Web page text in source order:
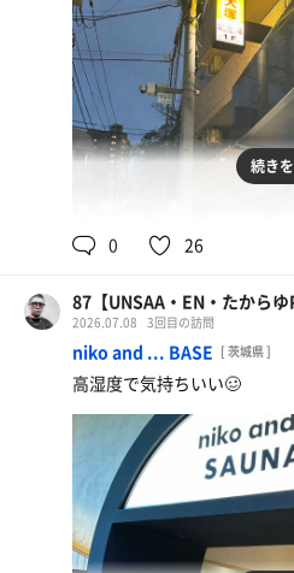
刺身4点盛り
なんでも美味しい🤤
磯辺揚げ
続き
0 26
87【UNSAA・EN・たからゆ
2026.07.08 3回目の訪問
niko and ... BASE [ 茨城県 ]
高湿度で気持ちいい🥴